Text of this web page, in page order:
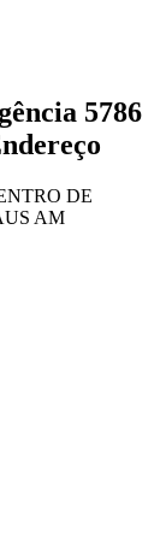
5786
DE
AM